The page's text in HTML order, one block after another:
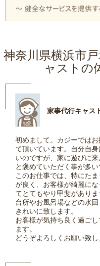
神奈川県横浜市
ャストの
家事代行キャス
初めまして。カジーでは
て頂いています。自分自
いのですが、家に遊びに
と褒めていただく事が多い
このお仕事では、特にた
が良く、お客様が綺麗に
てとてもやり甲斐がありま
台所やお風呂場などの水
きれいに致します。
お客様が気持ち良く過ご
ます。
どうぞよろしくお願い致し